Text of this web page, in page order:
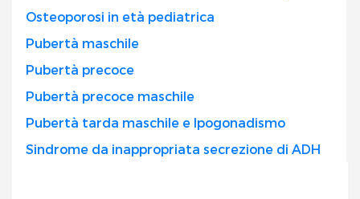
Osteoporosi in età pediatrica
Pubertà maschile
Pubertà precoce
Pubertà precoce maschile
Pubertà tarda maschile e Ipogonadismo
Sindrome da inappropriata secrezione di ADH